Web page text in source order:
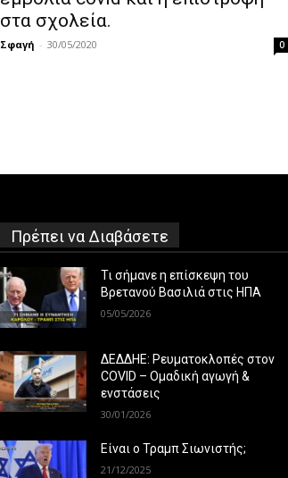
στα σχολεία.
Σφαγή - 30/05/2020 0
Πρέπει να Διαβάσετε
Τι σήμανε η επίσκεψη του
Βρετανού Βασιλιά στις ΗΠΑ
05/05/2026
ΔΕΔΔΗΕ: Ρευματοκλοπές στον
COVID – Ομαδική αγωγή &
ενστάσεις
30/01/2026
Είναι ο Τραμπ Σιωνιστής;
21/12/2025